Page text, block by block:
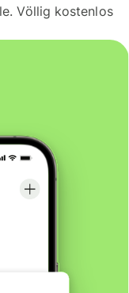
Völlig kostenlos